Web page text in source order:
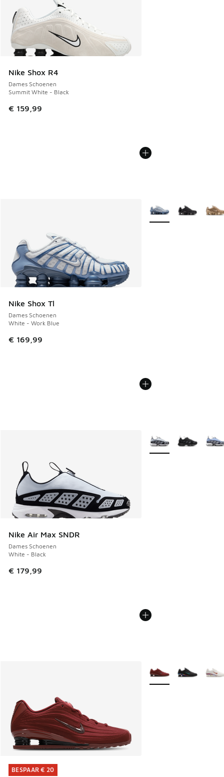
Nike Shox R4
Dames Schoenen
Summit White - Black
€ 159,99
Nike Shox Tl
Dames Schoenen
White - Work Blue
€ 169,99
Meer kleuren
Nike Air Max SNDR
Dames Schoenen
White - Black
€ 179,99
Meer kleuren
BESPAAR € 20
BESPAAR € 20
Meer kleuren